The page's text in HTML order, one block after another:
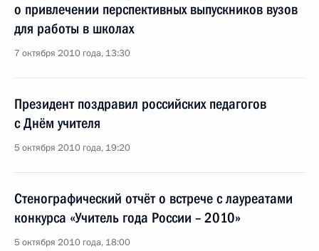
о привлечении перспективных выпускников вузов
для работы в школах
7 октября 2010 года, 13:30
Президент поздравил российских педагогов
с Днём учителя
5 октября 2010 года, 19:20
Стенографический отчёт о встрече с лауреатами
конкурса «Учитель года России – 2010»
5 октября 2010 года, 18:00